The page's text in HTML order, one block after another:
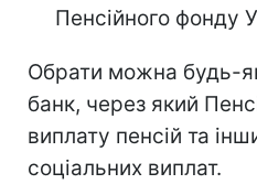
Пенсійного фонду
Обрати можна будь-
банк, через який
виплату пенсій та
соціальних виплат.